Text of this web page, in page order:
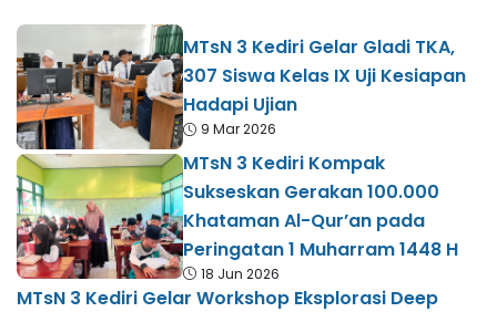
MTsN 3 Kediri Gelar Gladi TKA,
307 Siswa Kelas IX Uji Kesiapan
Hadapi Ujian
9 Mar 2026
MTsN 3 Kediri Kompak
Sukseskan Gerakan 100.000
Khataman Al-Qur’an pada
Peringatan 1 Muharram 1448 H
18 Jun 2026
MTsN 3 Kediri Gelar Workshop Eksplorasi Deep